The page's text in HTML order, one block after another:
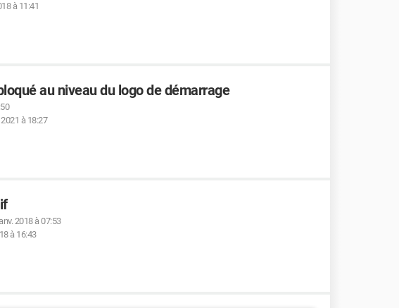
à 11:41
au niveau du logo de démarrage
à 18:27
2018 à 07:53
à 16:43